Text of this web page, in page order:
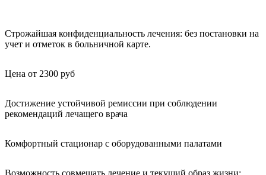
Строжайшая конфиденциальность лечения: без постановки на
учет и отметок в больничной карте.
Цена от 2300 руб
Достижение устойчивой ремиссии при соблюдении
рекомендаций лечащего врача
Комфортный стационар с оборудованными палатами
Возможность совмещать лечение и текущий образ жизни: